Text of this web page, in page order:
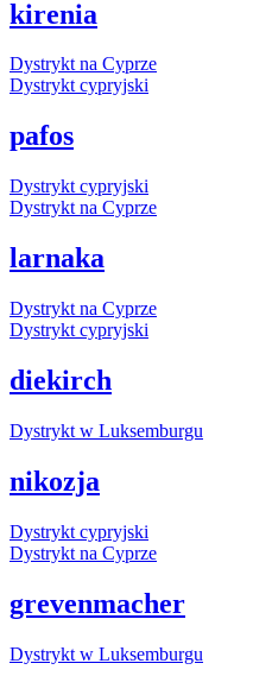
kirenia
Dystryktna Cyprze
Dystryktcypryjski
pafos
Dystrykt cypryjski
Dystrykt na Cyprze
larnaka
Dystrykt na Cyprze
Dystrykt cypryjski
diekirch
Dystrykt w Luksemburgu
nikozja
Dystrykt cypryjski
Dystrykt na Cyprze
grevenmacher
Dystrykt w Luksemburgu